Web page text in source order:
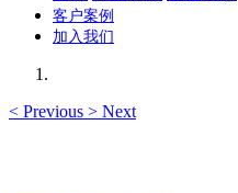
客户案例
加入我们
< Previous > Next